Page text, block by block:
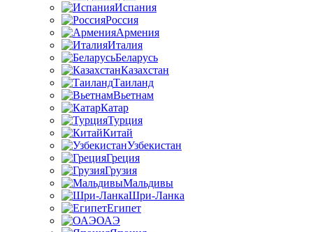
Испания
Россия
Армения
Италия
Беларусь
Казахстан
Таиланд
Вьетнам
Катар
Турция
Китай
Узбекистан
Греция
Грузия
Мальдивы
Шри-Ланка
Египет
ОАЭ